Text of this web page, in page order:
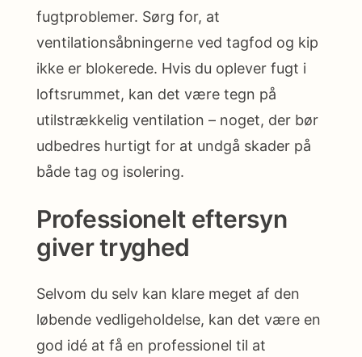
fugtproblemer. Sørg for, at
ventilationsåbningerne ved tagfod og kip
ikke er blokerede. Hvis du oplever fugt i
loftsrummet, kan det være tegn på
utilstrækkelig ventilation – noget, der bør
udbedres hurtigt for at undgå skader på
både tag og isolering.
Professionelt eftersyn
giver tryghed
Selvom du selv kan klare meget af den
løbende vedligeholdelse, kan det være en
god idé at få en professionel til at